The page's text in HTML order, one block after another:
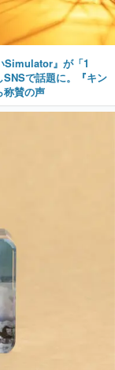
Simulator』が「1
で話題に。『キン
称賛の声